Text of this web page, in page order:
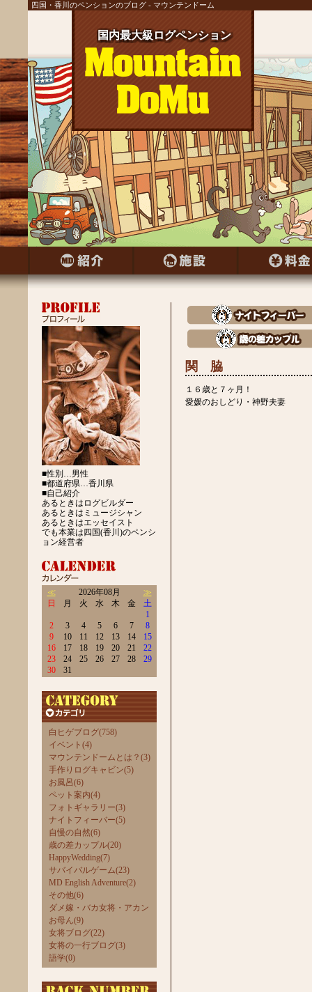
四国・香川のペンションのブログ - マウンテンドーム
国内最大級ログペンション
国内最大級ログペンション
国内最大級ログペンション
国内最大級ログペンション
国内最大級ログペンション
国内最大級ログペンション
国内最大級ログペンション
国内最大級ログペンション
国内最大級ログペンション
国内最大級ログペンション
国内最大級ログペンション
国内最大級ログペンション
国内最大級ログペンション
国内最大級ログペンション
国内最大級ログペンション
国内最大級ログペンション
国内最大級ログペンション
国内最大級ログペンション
国内最大級ログペンション
国内最大級ログペンション
国内最大級ログペンション
国内最大級ログペンション
国内最大級ログペンション
国内最大級ログペンション
国内最大級ログペンション
■性別…男性
■都道府県…香川県
■自己紹介
あるときはログビルダー
あるときはミュージシャン
あるときはエッセイスト
でも本業は四国(香川)のペンシ
ョン経営者
≪ 2026年08月
≫
日
月 火 水 木 金
土
1
2
3 4 5 6 7
8
9
10 11 12 13 14
15
16
17 18 19 20 21
22
23
24 25 26 27 28
29
30
31
白ヒゲブログ(758)
イベント(4)
マウンテンドームとは？(3)
手作りログキャビン(5)
お風呂(6)
ペット案内(4)
フォトギャラリー(3)
ナイトフィーバー(5)
自慢の自然(6)
歳の差カップル(20)
HappyWedding(7)
サバイバルゲーム(23)
MD English Adventure(2)
その他(6)
ダメ嫁・バカ女将・アカン
お母ん(9)
女将ブログ(22)
女将の一行ブログ(3)
語学(0)
関 脇
１６歳と７ヶ月！
愛媛のおしどり・神野夫妻